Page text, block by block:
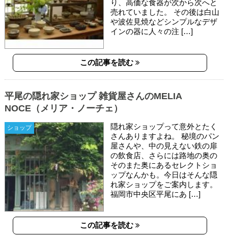
り、高価な食器が次から次へと
売れていました。 その後は白山
や波佐見焼などシンプルなデザ
インの器に人々の注 […]
この記事を読む
ショップ
平尾の隠れ家ショップ 雑貨屋さんのMELIA
NOCE（メリア・ノーチェ）
隠れ家ショップって意外とたく
さんありますよね。 秘境のパン
屋さんや、中の見えない鉄の扉
の飲食店、さらには路地の奥の
そのまた奥にあるセレクトショ
ップなんかも。今日はそんな隠
れ家ショップをご案内します。
福岡市中央区平尾にあ […]
この記事を読む